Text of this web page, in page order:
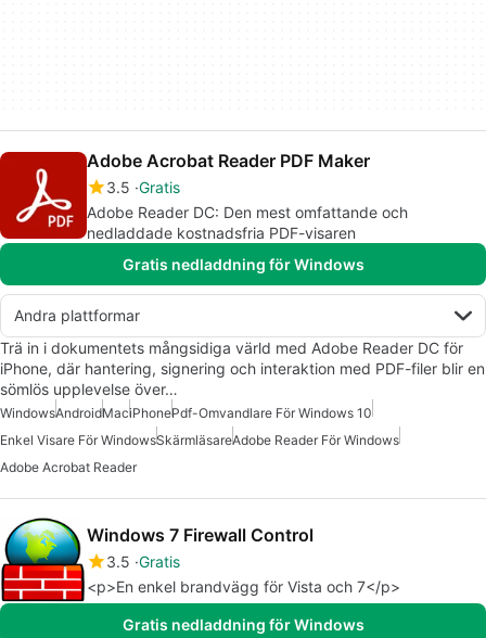
Adobe Acrobat Reader PDF Maker
3.5 Gratis
Adobe Reader DC: Den mest omfattande och
nedladdade kostnadsfria PDF-visaren
Gratis nedladdning för Windows
Andra plattformar
Trä in i dokumentets mångsidiga värld med Adobe Reader DC för
iPhone, där hantering, signering och interaktion med PDF-filer blir en
sömlös upplevelse över…
WindowsAndroidMaciPhonePdf-Omvandlare För Windows 10
Enkel Visare För WindowsSkärmläsareAdobe Reader För Windows
Adobe Acrobat Reader
Windows 7 Firewall Control
3.5 Gratis
<p>En enkel brandvägg för Vista och 7</p>
Gratis nedladdning för Windows